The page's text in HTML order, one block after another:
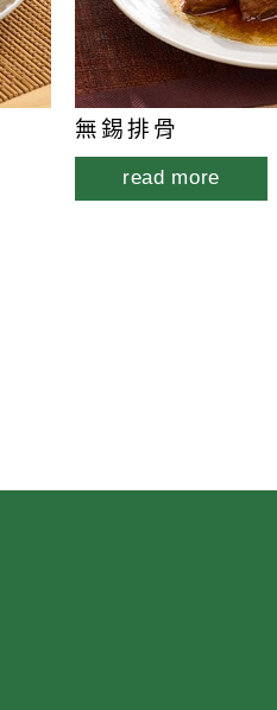
無錫排骨
read more